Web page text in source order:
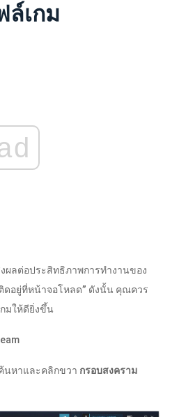
เกม
ผลต่อประสิทธิภาพการทำงานของ
ดอยู่ที่หน้าจอโหลด” ดังนั้น คุณควร
มให้ดียิ่งขึ้น
นหาและคลิกขวา กรอบสงคราม